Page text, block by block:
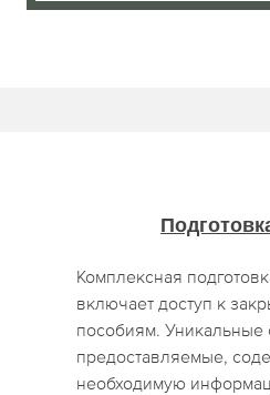
Комплексная
включает доступ к
пособиям. Уникальные
предоставляемые,
необходимую